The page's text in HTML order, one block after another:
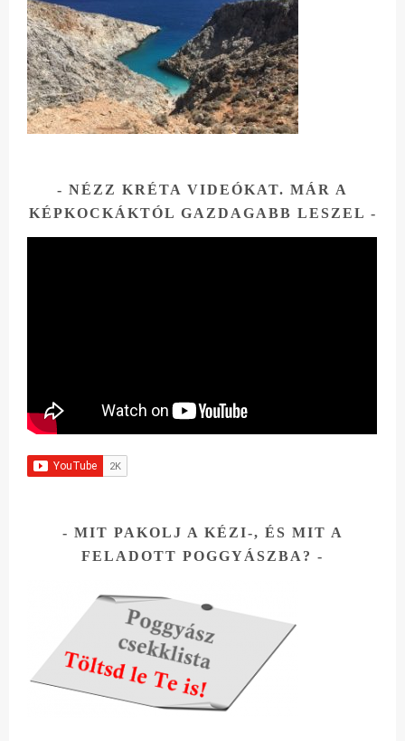
NÉZZ KRÉTA VIDEÓKAT. MÁR A
KÉPKOCKÁKTÓL GAZDAGABB LESZEL
MIT PAKOLJ A KÉZI-, ÉS MIT A
FELADOTT POGGYÁSZBA?